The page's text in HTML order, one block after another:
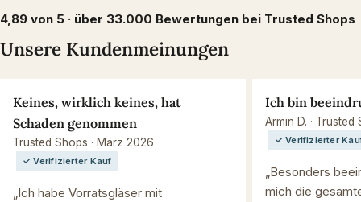
4,89 von 5 · über 33.000 Bewertungen bei Trusted Shops
Unsere Kundenmeinungen
Keines, wirklich keines, hat
Schaden genommen
Trusted Shops · März 2026
✓ Verifizierter Kauf
„Ich habe Vorratsgläser mit
Ich bin
Armin D. · Trusted
✓ Verifizierter
„Besonders
mich die